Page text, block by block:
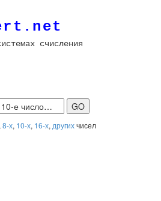
счисления
8-х, 10-х, 16-х, другихчисел